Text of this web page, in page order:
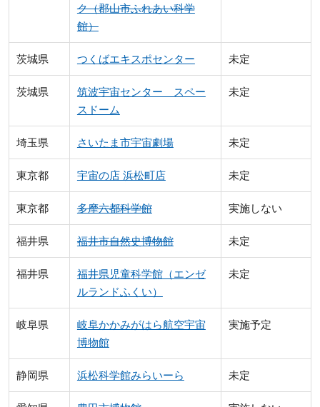
ク（郡山市ふれあい科学
館）
茨城県 つくばエキスポセンター 未定
茨城県
筑波宇宙センター スペー
スドーム
未定
埼玉県 さいたま市宇宙劇場 未定
東京都 宇宙の店 浜松町店 未定
東京都 多摩六都科学館 実施しない
福井県 福井市自然史博物館 未定
福井県
福井県児童科学館（エンゼ
ルランドふくい）
未定
岐阜県
岐阜かかみがはら航空宇宙
博物館
実施予定
静岡県 浜松科学館みらいーら 未定